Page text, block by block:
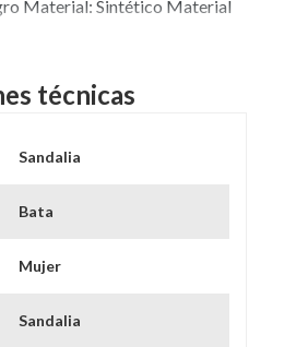
Material: Sintético Material
técnicas
Sandalia
Bata
Mujer
Sandalia